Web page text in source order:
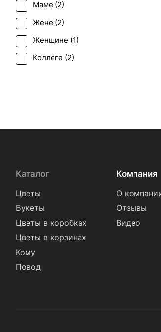
Маме (2)
Жене (2)
Женщине (1)
Коллеге (2)
Каталог
Цветы
Букеты
Цветы в коробках
Цветы в корзинах
Кому
Повод
Компания
О
Отзывы
Видео